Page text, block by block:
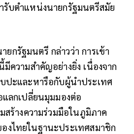
รับตำแหน่งนายกรัฐมนตรีสมัย
กรัฐมนตรี กล่าวว่า การเข้า
ความสำคัญอย่างยิ่ง เนื่องจาก
ปะและหารือกับผู้นำประเทศ
ลกเปลี่ยนมุมมองต่อ
สร้างความร่วมมือในภูมิภาค
ไทยในฐานะประเทศสมาชิก